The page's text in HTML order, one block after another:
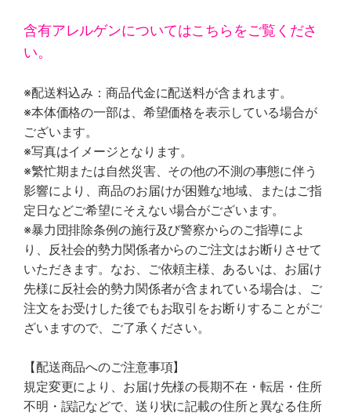
含有アレルゲンについてはこちらをご覧くださ
い。
※配送料込み：商品代金に配送料が含まれます。
※本体価格の一部は、希望価格を表示している場合が
ございます。
※写真はイメージとなります。
※繁忙期または自然災害、その他の不測の事態に伴う
影響により、商品のお届けが困難な地域、またはご指
定日などご希望にそえない場合がございます。
※暴力団排除条例の施行及び警察からのご指導によ
り、反社会的勢力関係者からのご注文はお断りさせて
いただきます。なお、ご依頼主様、あるいは、お届け
先様に反社会的勢力関係者が含まれている場合は、ご
注文をお受けした後でもお取引をお断りすることがご
ざいますので、ご了承ください。
【配送商品へのご注意事項】
規定変更により、お届け先様の長期不在・転居・住所
不明・誤記などで、送り状に記載の住所と異なる住所